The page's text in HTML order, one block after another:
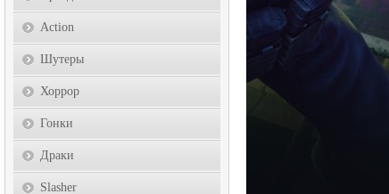
Action
Шутеры
Хоррор
Гонки
Драки
Slasher